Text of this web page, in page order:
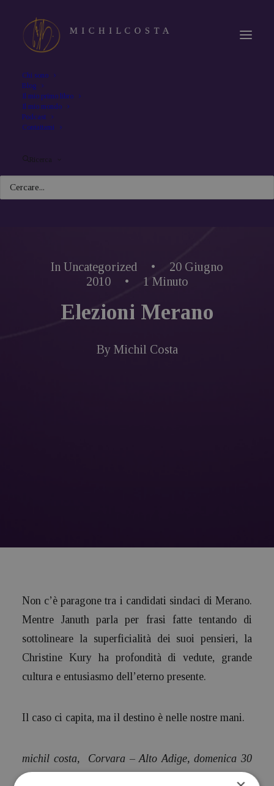
Chi sono
Blog
Il mio primo libro
Il mio mondo
Podcast
Contattami
Ricerca
In Uncategorized •
20 Giugno
2010
• 1 Minuto
Elezioni Merano
By Michil Costa
Non c’è paragone tra i candidati sindaci di Merano.
Mentre Januth parla per frasi fatte tentando di
sottolineare la superficialità dei suoi pensieri, la
Christine Kury ha profondità di vedute, grande
cultura e entusiasmo dell’eterno presente.
Il caso ci capita, ma il destino è nelle nostre mani.
michil costa, Corvara – Alto Adige, domenica 30
giugno 2010